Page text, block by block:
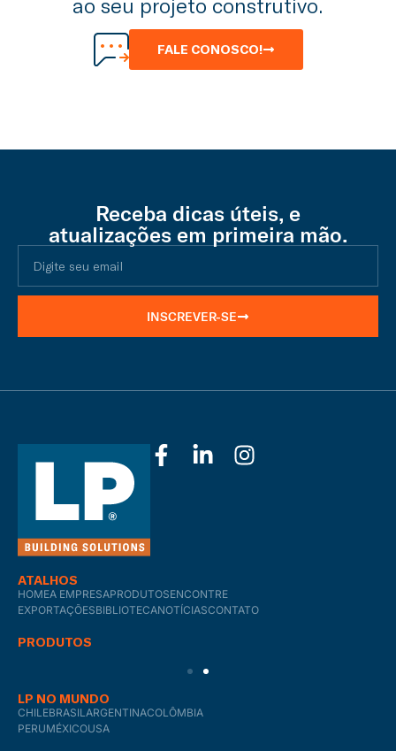
FALE CONOSCO!
Receba dicas úteis, e
atualizações em primeira mão.
INSCREVER-SE
ATALHOS
HOMEA EMPRESAPRODUTOSENCONTRE
EXPORTAÇÕESBIBLIOTECANOTÍCIASCONTATO
PRODUTOS
LP NO MUNDO
CHILEBRASILARGENTINACOLÔMBIA
PERUMÉXICOUSA